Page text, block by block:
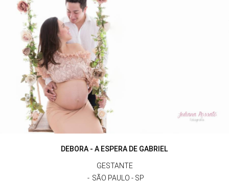
DEBORA - A ESPERA DE GABRIEL
GESTANTE
SÃO PAULO - SP